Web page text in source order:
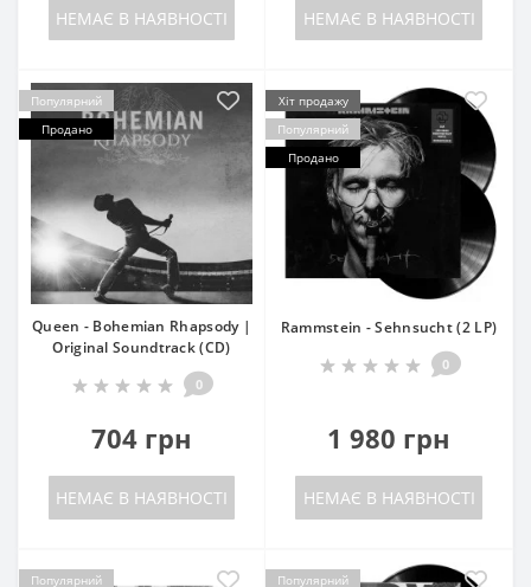
НЕМАЄ В НАЯВНОСТІ НЕМАЄ В НАЯВНОСТІ
Популярний
Продано
Queen - Bohemian Rhapsody |
Original Soundtrack (CD)
0
704 грн
НЕМАЄ В НАЯВНОСТІ
Хіт продажу
Популярний
Продано
Rammstein - Sehnsucht (2 LP)
0
1 980 грн
НЕМАЄ В НАЯВНОСТІ
Популярний
Популярний